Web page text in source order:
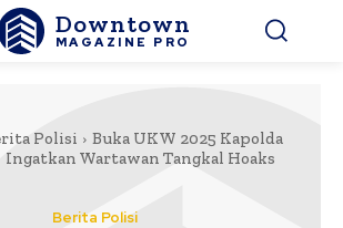
Downtown
MAGAZINE PRO
Polisi
Buka UKW 2025 Kapolda
Ingatkan Wartawan Tangkal Hoaks
Berita Polisi